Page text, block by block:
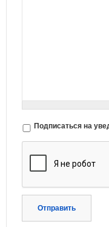
Подписаться на
Отправить